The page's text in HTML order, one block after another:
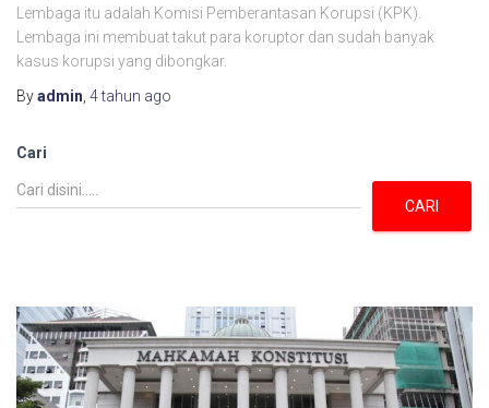
Lembaga itu adalah Komisi Pemberantasan Korupsi (KPK).
Lembaga ini membuat takut para koruptor dan sudah banyak
kasus korupsi yang dibongkar.
Byadmin 4 tahun ago
Cari
CARI